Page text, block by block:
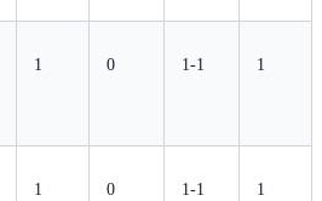
1 0 1-1 1
1 0 1-1 1